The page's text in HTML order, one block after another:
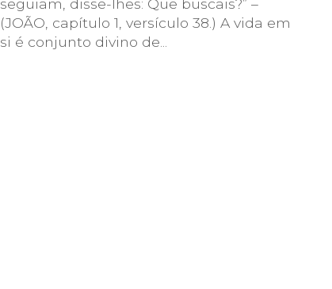
seguiam, disse-lhes: Que buscais?” –
(JOÃO, capítulo 1, versículo 38.) A vida em
si é conjunto divino de...